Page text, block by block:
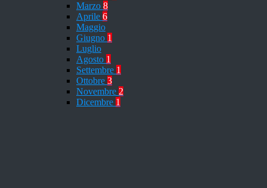
Marzo 8
Aprile 6
Maggio
Giugno 1
Luglio
Agosto 1
Settembre 1
Ottobre 3
Novembre 2
Dicembre 1